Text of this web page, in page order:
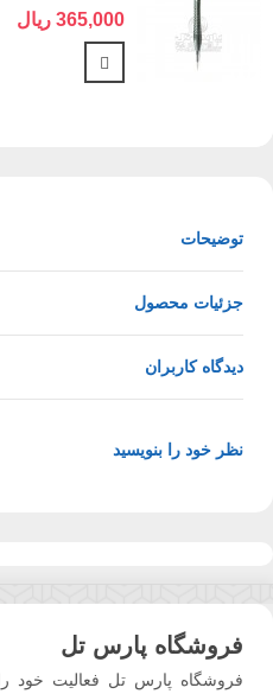
YAXUN 389
365,000 ریال
توضیحات
جزئیات محصول
دیدگاه کاربران
نظر خود را بنویسید
فروشگاه پارس تل